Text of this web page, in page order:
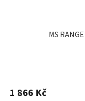
MS
1 866 Kč